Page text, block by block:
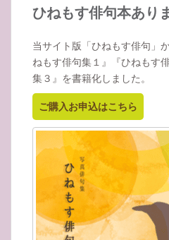
イ
ひねもす俳句本あり
当サイト版「ひねもす俳句」
ねもす俳句集１』『ひねもす
集３』を書籍化しました。
ご購入お申込はこちら